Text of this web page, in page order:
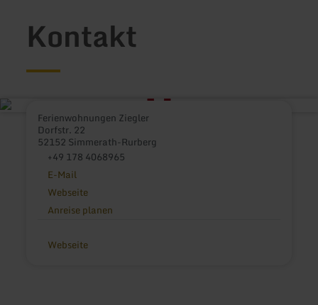
Kontakt
Ferienwohnungen Ziegler
Dorfstr. 22
52152 Simmerath-Rurberg
+49 178 4068965
E-Mail
Webseite
Anreise planen
Webseite